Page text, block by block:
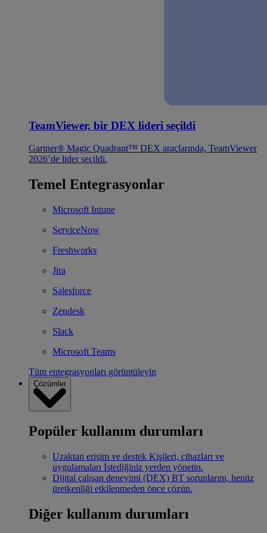
TeamViewer, bir DEX lideri seçildi
Gartner® Magic Quadrant™ DEX araçlarında, TeamViewer
2026’de lider seçildi.
Temel Entegrasyonlar
Microsoft Intune
ServiceNow
Freshworks
Jira
Salesforce
Zendesk
Slack
Microsoft Teams
Tüm entegrasyonları görüntüleyin
Çözümler
Popüler kullanım durumları
Uzaktan erişim ve destek Kişileri, cihazları ve
uygulamaları İstediğiniz yerden yönetin.
Dijital çalışan deneyimi (DEX) BT sorunlarını, henüz
üretkenliği etkilenmeden önce çözün.
Diğer kullanım durumları